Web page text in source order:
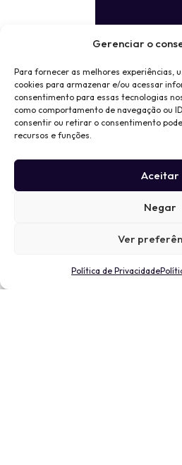
Gerenciar o
Para fornecer as melhores experiências,
cookies para armazenar e/ou acessar
consentimento para essas tecnologias
como comportamento de navegação ou
consentir ou retirar o consentimento
recursos e funções.
Aceitar
Negar
Ver
Política de Privacidade